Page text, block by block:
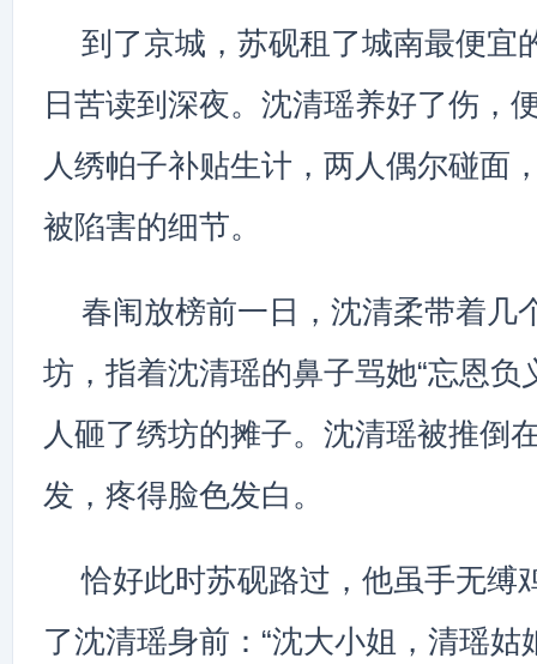
到了京城，苏砚租了城南最便宜
日苦读到深夜。沈清瑶养好了伤，
人绣帕子补贴生计，两人偶尔碰面
被陷害的细节。
春闱放榜前一日，沈清柔带着几
坊，指着沈清瑶的鼻子骂她“忘恩负
人砸了绣坊的摊子。沈清瑶被推倒
发，疼得脸色发白。
恰好此时苏砚路过，他虽手无缚
了沈清瑶身前：“沈大小姐，清瑶姑